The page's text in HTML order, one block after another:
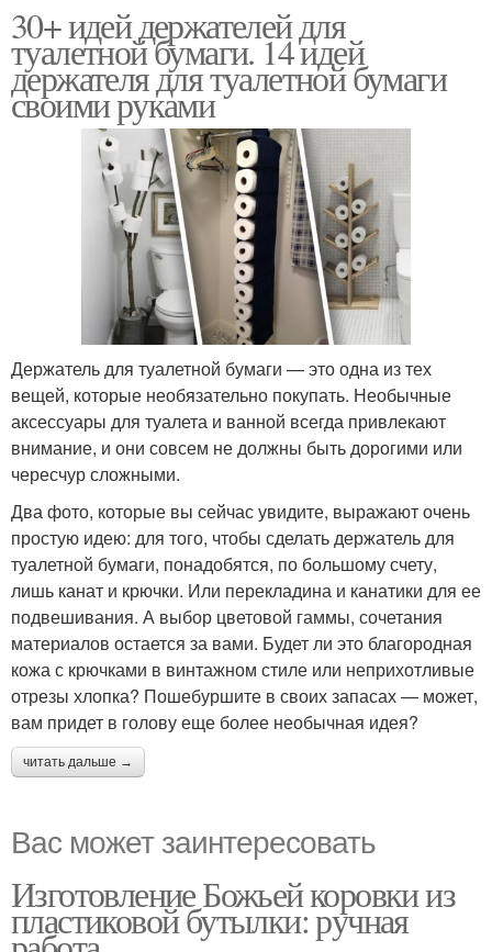
30+ идей держателей для
туалетной бумаги. 14 идей
держателя для туалетной бумаги
своими руками
Держатель для туалетной бумаги — это одна из тех
вещей, которые необязательно покупать. Необычные
аксессуары для туалета и ванной всегда привлекают
внимание, и они совсем не должны быть дорогими или
чересчур сложными.
Два фото, которые вы сейчас увидите, выражают очень
простую идею: для того, чтобы сделать держатель для
туалетной бумаги, понадобятся, по большому счету,
лишь канат и крючки. Или перекладина и канатики для ее
подвешивания. А выбор цветовой гаммы, сочетания
материалов остается за вами. Будет ли это благородная
кожа с крючками в винтажном стиле или неприхотливые
отрезы хлопка? Пошебуршите в своих запасах — может,
вам придет в голову еще более необычная идея?
читать дальше →
Вас может заинтересовать
Изготовление Божьей коровки из
пластиковой бутылки: ручная